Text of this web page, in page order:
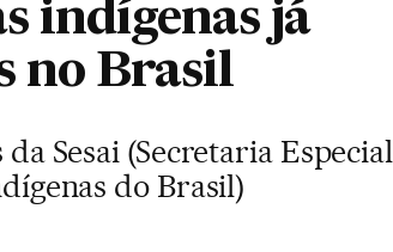
indígenas já
no Brasil
Sesai (Secretaria Especial
do Brasil)